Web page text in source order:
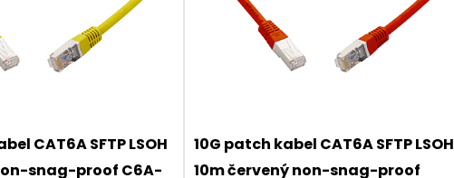
CAT6A SFTP LSOH
snag-proof C6A-
10G patch kabel CAT6A SFTP LSOH
10m červený non-snag-proof